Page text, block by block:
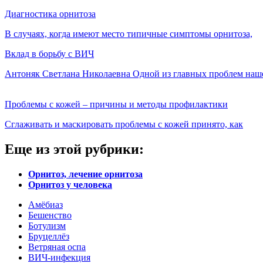
Диагностика орнитоза
В случаях, когда имеют место типичные симптомы орнитоза,
Вклад в борьбу с ВИЧ
Антоняк Светлана Николаевна Одной из главных проблем
Проблемы с кожей – причины и методы профилактики
Сглаживать и маскировать проблемы с кожей принято, как
Еще из этой рубрики:
Орнитоз, лечение орнитоза
Орнитоз у человека
Амёбиаз
Бешенство
Ботулизм
Бруцеллёз
Ветряная оспа
ВИЧ-инфекция